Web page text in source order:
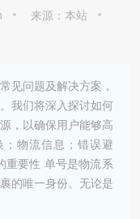
来源：本站
见问题及解决方案，
我们将深入探讨如何
，以确保用户能够高
物流信息；错误避
重要性 单号是物流系
的唯一身份。无论是